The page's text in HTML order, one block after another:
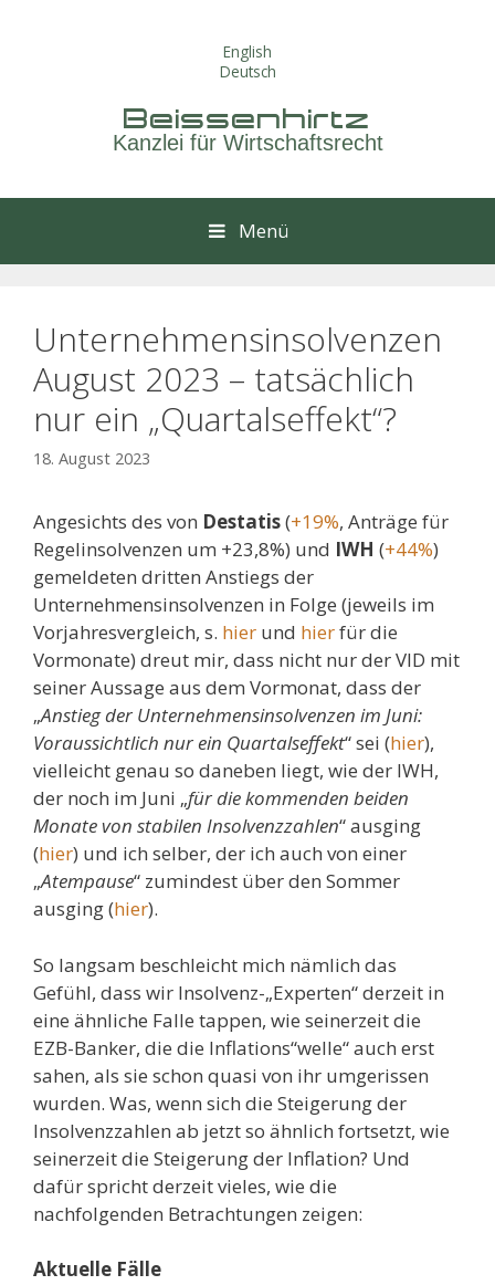
English
Deutsch
Beissenhirtz
Kanzlei für Wirtschaftsrecht
Menü
Unternehmensinsolvenzen
August 2023 – tatsächlich
nur ein „Quartalseffekt“?
18. August 2023
Angesichts des von Destatis(+19%, Anträge für
Regelinsolvenzen um +23,8%) und IWH (+44%)
gemeldeten dritten Anstiegs der
Unternehmensinsolvenzen in Folge (jeweils im
Vorjahresvergleich, s. hier und hierfür die
Vormonate) dreut mir, dass nicht nur der VID mit
seiner Aussage aus dem Vormonat, dass der
„Anstieg der Unternehmensinsolvenzen im Juni:
Voraussichtlich nur ein Quartalseffekt“ sei (hier),
vielleicht genau so daneben liegt, wie der IWH,
der noch im Juni „für die kommenden beiden
Monate von stabilen Insolvenzzahlen“ ausging
(hier) und ich selber, der ich auch von einer
„Atempause“ zumindest über den Sommer
ausging (hier).
So langsam beschleicht mich nämlich das
Gefühl, dass wir Insolvenz-„Experten“ derzeit in
eine ähnliche Falle tappen, wie seinerzeit die
EZB-Banker, die die Inflations“welle“ auch erst
sahen, als sie schon quasi von ihr umgerissen
wurden. Was, wenn sich die Steigerung der
Insolvenzzahlen ab jetzt so ähnlich fortsetzt, wie
seinerzeit die Steigerung der Inflation? Und
dafür spricht derzeit vieles, wie die
nachfolgenden Betrachtungen zeigen:
Aktuelle Fälle